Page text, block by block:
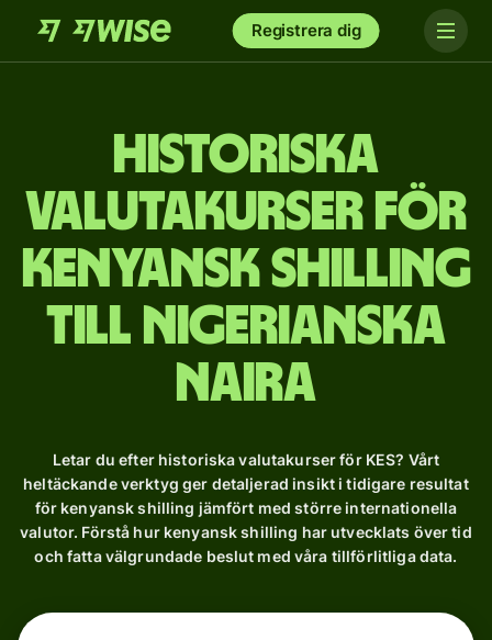
Registrera dig
Historiska
valutakurser för
kenyansk shilling
till nigerianska
naira
Letar du efter historiska valutakurser för KES? Vårt
heltäckande verktyg ger detaljerad insikt i tidigare resultat
för kenyansk shilling jämfört med större internationella
valutor. Förstå hur kenyansk shilling har utvecklats över tid
och fatta välgrundade beslut med våra tillförlitliga data.